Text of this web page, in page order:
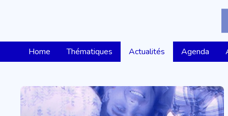
Home Thématiques Actualités Agenda